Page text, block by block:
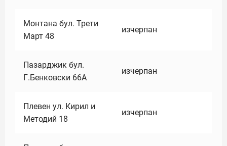
Монтана бул. Трети
Март 48
изчерпан
Пазарджик бул.
Г.Бенковски 66А
изчерпан
Плевен ул. Кирил и
Методий 18
изчерпан